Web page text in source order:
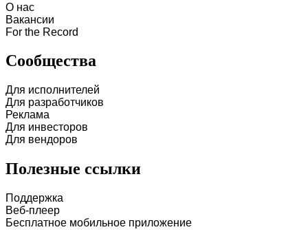
О нас
Вакансии
For the Record
Сообщества
Для исполнителей
Для разработчиков
Реклама
Для инвесторов
Для вендоров
Полезные ссылки
Поддержка
Веб-плеер
Бесплатное мобильное приложение